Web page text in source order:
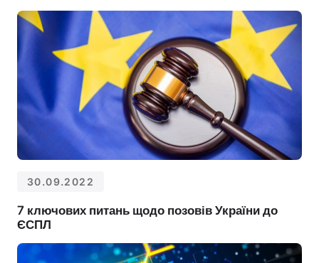
30.09.2022
7 ключових питань щодо позовів України до
ЄСПЛ